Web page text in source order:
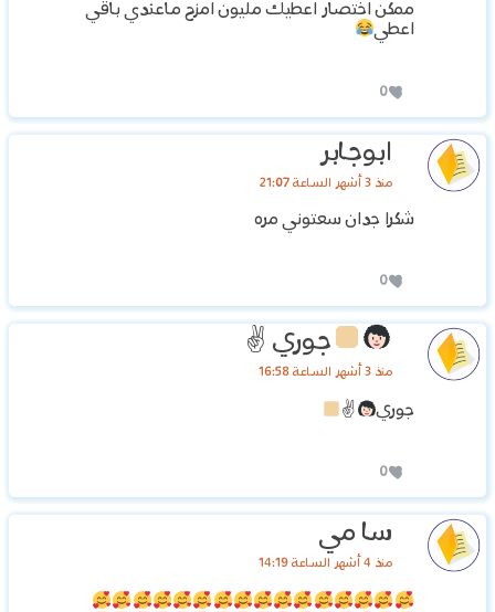
ممكن اختصار اعطيك مليون امزح ماعندي باقي
اعطي
0
ابوجابر
منذ 3 أشهر الساعة 21:07
شكرا جدان سعتوني مره
0
جوري ✌
منذ 3 أشهر الساعة 16:58
جوري ✌
0
سا مي
منذ 4 أشهر الساعة 14:19